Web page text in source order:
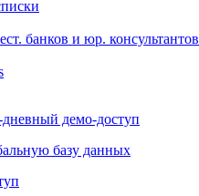
банков и юр. консультантов
дневный демо-доступ
базу данных